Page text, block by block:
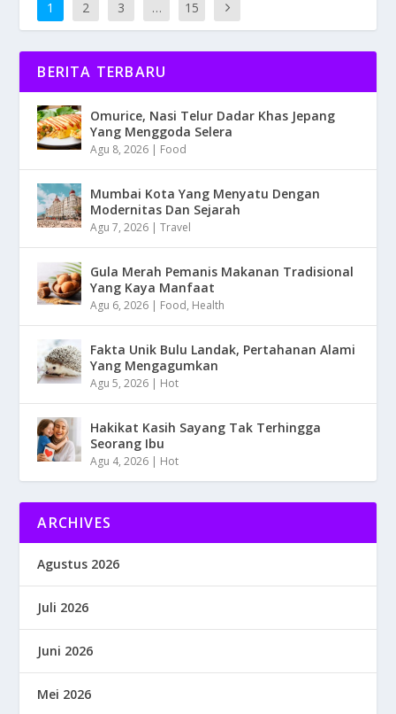
1 2 3 … 15
BERITA TERBARU
Omurice, Nasi Telur Dadar Khas Jepang
Yang Menggoda Selera
Agu 8, 2026 | Food
Mumbai Kota Yang Menyatu Dengan
Modernitas Dan Sejarah
Agu 7, 2026 |Travel
Gula Merah Pemanis Makanan Tradisional
Yang Kaya Manfaat
Agu 6, 2026 | Food, Health
Fakta Unik Bulu Landak, Pertahanan Alami
Yang Mengagumkan
Agu 5, 2026 | Hot
Hakikat Kasih Sayang Tak Terhingga
Seorang Ibu
Agu 4, 2026 | Hot
ARCHIVES
Agustus 2026
Juli 2026
Juni 2026
Mei 2026